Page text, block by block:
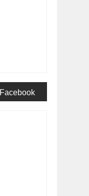
Facebook